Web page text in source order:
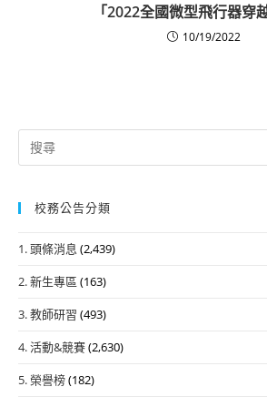
「2022全國微型飛行器穿
10/19/2022
Search
for:
校務公告分類
1. 頭條消息 (2,439)
2. 新生專區 (163)
3. 教師研習 (493)
4. 活動&競賽(2,630)
5. 榮譽榜(182)